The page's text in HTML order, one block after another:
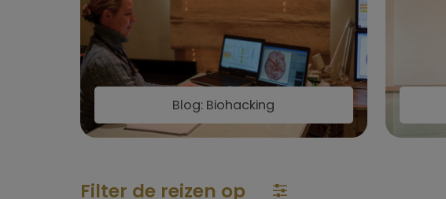
Blog: Biohacking
Filter de reizen op